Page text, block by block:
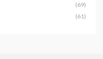
(69)
(61)